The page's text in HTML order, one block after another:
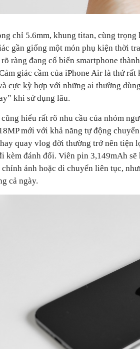
chỉ 5.6mm, khung titan, cùng
gần giống một món phụ kiện thời
ràng đang cố biến smartphone
giác cầm của iPhone Air là thứ
cực kỳ hợp với những ai thường
khi sử dụng lâu.
hiểu rất rõ nhu cầu của nhóm
mới với khả năng tự động
quay vlog đời thường trở nên tiện
kèm đánh đổi. Viên pin 3,149mAh
ảnh hoặc di chuyển liên tục,
cả ngày.